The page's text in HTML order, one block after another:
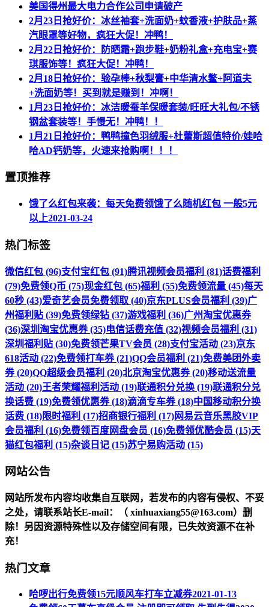
美国得州最大电力合作公司申请破产
2月23日抢好价：冰丝袖套+洗面奶+蚊香液+护肤品+蒸
汽眼罩等好物，疯狂大促！冲鸭！
2月22日抢好价：防晒霜+跑步鞋+奶粉礼盒+充电宝+赛
琪服饰等！疯狂大促！冲鸭！
2月18日抢好价：验孕棒+秋梨膏+中华清水鳖+阿道夫
+洗面奶等！买到就是赚到！冲啊！
1月23日抢好价：冰洁暖蚕羊保暖套装/旺旺大礼包/不锈
钢盆套装等！手慢无！冲鸭！！
1月21日抢好价：鸭鸭撞色羽绒服+杜蕾斯超值特价/娃哈
哈AD钙奶等，火速来抢购啊！！！
置顶推荐
饿了么红包来袭：每天免费领饿了么随机红包 一般5元
以上2021-03-24
热门标签
微信红包 (96)支付宝红包 (91)腾讯视频会员福利 (81)话费福利
(79)免费领Q币 (75)现金红包 (65)福利 (55)免费领流量 (45)每天
60秒 (43)爱奇艺会员免费领取 (40)京东PLUS会员福利 (39)广
州福利贴 (39)免费领绿钻 (37)游戏福利 (36)广州淘宝优惠券
(36)深圳淘宝优惠券 (35)电信话费充值 (32)视频会员福利 (31)
深圳福利贴 (30)免费领芒果TV会员 (28)支付宝活动 (23)京东
618活动 (22)免费领打车券 (21)QQ会员福利 (21)免费美团外卖
券 (20)QQ超级会员福利 (20)北京淘宝优惠券 (20)移动送流量
活动 (20)王者荣耀福利活动 (19)联通积分兑换 (19)联通积分兑
换话费 (19)免费领优惠券 (18)滴滴专车券 (18)中国移动积分换
话费 (18)限时福利 (17)招商银行福利 (17)网易云音乐黑胶VIP
会员福利 (16)免费领百度网盘会员 (16)免费领优酷会员 (15)天
猫红包福利 (15)杂谈日记 (15)苏宁易购活动 (15)
网站公告
网站所发布内容均收集自互联网，若发布的内容有侵权、不妥
之处，请联系站长E-mail：（ xinhuaxiang55@163.com）删
除！另因资源特殊性以及存储空间有限，已失效资源不在补
充！
热门文章
哈啰出行免费领15元顺风车打车立减券2021-01-13